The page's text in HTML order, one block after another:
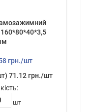
грн./шт
71.12 грн./шт
шт